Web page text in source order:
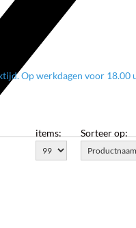
Op werkdagen voor 18.00
Sorteer op:
items: